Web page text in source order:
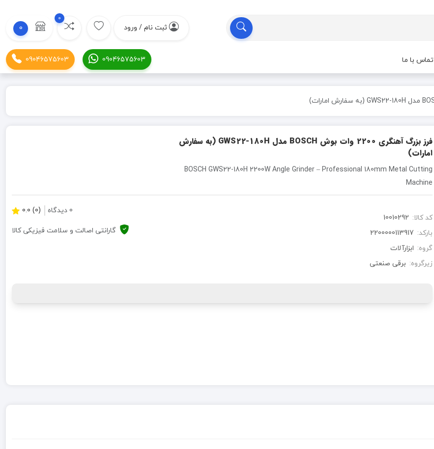
ثبت نام / ورود
0
0
تماس با ما 09046575603
09046575603
فرز بزرگ آهنگری 2200 وات بوش BOSCH مدل GWS22-180H (به سفارش
امارات)
BOSCH GWS22-180H 2200W Angle Grinder – Professional 180mm Metal Cutting
Machine
کد کالا: 10010292
بارکد: 2200000113917
گروه: ابزارآلات
زیرگروه: برقی صنعتی
0 دیدگاه (0) 0.0
گارانتی اصالت و سلامت فیزیکی کالا